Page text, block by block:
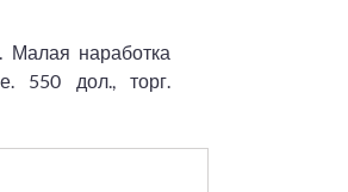
Малая наработка
550 дол., торг.